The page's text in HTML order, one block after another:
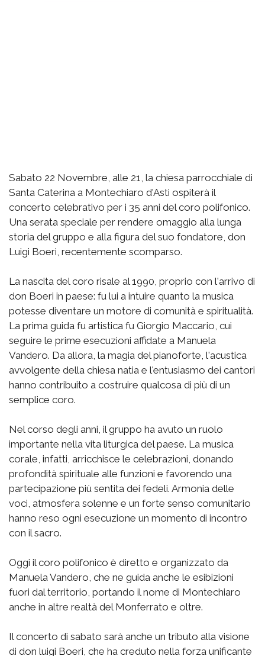
Sabato 22 Novembre, alle 21, la chiesa parrocchiale di
Santa Caterina a Montechiaro d'Asti ospiterà il
concerto celebrativo per i 35 anni del coro polifonico.
Una serata speciale per rendere omaggio alla lunga
storia del gruppo e alla figura del suo fondatore, don
Luigi Boeri, recentemente scomparso.
La nascita del coro risale al 1990, proprio con l'arrivo di
don Boeri in paese: fu lui a intuire quanto la musica
potesse diventare un motore di comunità e spiritualità.
La prima guida fu artistica fu Giorgio Maccario, cui
seguire le prime esecuzioni affidate a Manuela
Vandero. Da allora, la magia del pianoforte, l'acustica
avvolgente della chiesa natia e l'entusiasmo dei cantori
hanno contribuito a costruire qualcosa di più di un
semplice coro.
Nel corso degli anni, il gruppo ha avuto un ruolo
importante nella vita liturgica del paese. La musica
corale, infatti, arricchisce le celebrazioni, donando
profondità spirituale alle funzioni e favorendo una
partecipazione più sentita dei fedeli. Armonia delle
voci, atmosfera solenne e un forte senso comunitario
hanno reso ogni esecuzione un momento di incontro
con il sacro.
Oggi il coro polifonico è diretto e organizzato da
Manuela Vandero, che ne guida anche le esibizioni
fuori dal territorio, portando il nome di Montechiaro
anche in altre realtà del Monferrato e oltre.
Il concerto di sabato sarà anche un tributo alla visione
di don luigi Boeri, che ha creduto nella forza unificante